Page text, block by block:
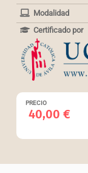
PRECIO
40,00€
Modalidad
Certificado por